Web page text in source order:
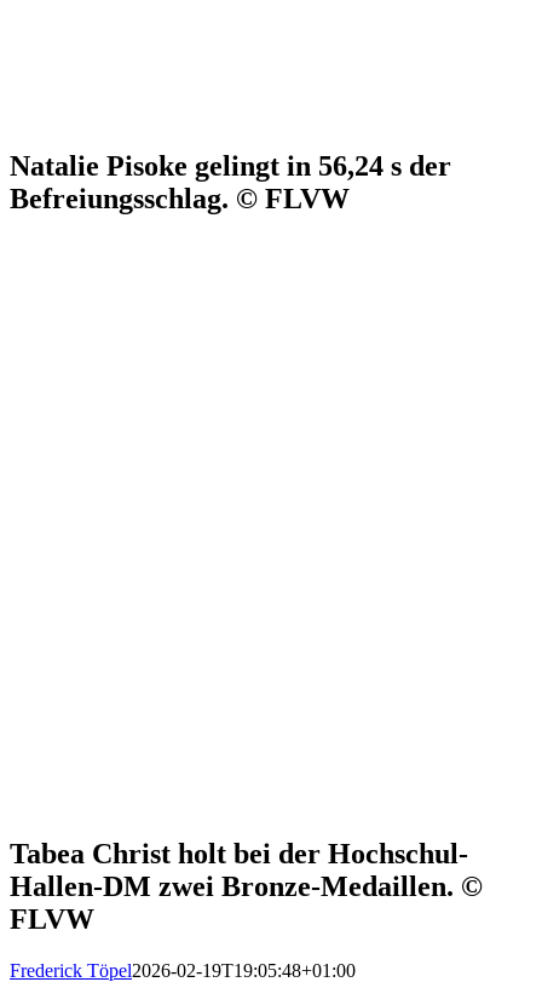
Natalie Pisoke gelingt in 56,24 s der
Befreiungsschlag. © FLVW
Tabea Christ holt bei der Hochschul-
Hallen-DM zwei Bronze-Medaillen. ©
FLVW
Frederick Töpel2026-02-19T19:05:48+01:00